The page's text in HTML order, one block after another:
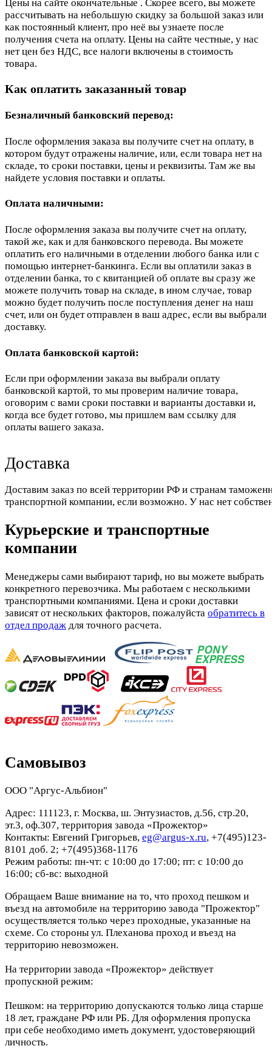
Цены на сайте окончательные . Скорее всего, вы можете
рассчитывать на небольшую скидку за большой заказ или
как постоянный клиент, про неё вы узнаете после
получения счета на оплату. Цены на сайте честные, у нас
нет цен без НДС, все налоги включены в стоимость
товара.
Как оплатить заказанный товар
Безналичный банковский перевод:
После оформления заказа вы получите счет на оплату, в
котором будут отражены наличие, или, если товара нет на
складе, то сроки поставки, цены и реквизиты. Там же вы
найдете условия поставки и оплаты.
Оплата наличными:
После оформления заказа вы получите счет на оплату,
такой же, как и для банковского перевода. Вы можете
оплатить его наличными в отделении любого банка или с
помощью интернет-банкинга. Если вы оплатили заказ в
отделении банка, то с квитанцией об оплате вы сразу же
можете получить товар на складе, в ином случае, товар
можно будет получить после поступления денег на наш
счет, или он будет отправлен в ваш адрес, если вы выбрали
доставку.
Оплата банковской картой:
Если при оформлении заказа вы выбрали оплату
банковской картой, то мы проверим наличие товара,
оговорим с вами сроки поставки и варианты доставки и,
когда все будет готово, мы пришлем вам ссылку для
оплаты вашего заказа.
Доставка
Доставим заказ по всей территории РФ и странам
транспортной компании, если возможно. У нас нет
Курьерские и транспортные
компании
Менеджеры сами выбирают тариф, но вы можете выбрать
конкретного перевозчика. Мы работаем с несколькими
транспортными компаниями. Цена и сроки доставки
зависят от нескольких факторов, пожалуйста обратитесь в
отдел продаж для точного расчета.
Самовывоз
ООО "Аргус-Альбион"
Адрес: 111123, г. Москва, ш. Энтузиастов, д.56, стр.20,
эт.3, оф.307, территория завода «Прожектор»
Контакты: Евгений Григорьев, eg@argus-x.ru, +7(495)123-
8101 доб. 2; +7(495)368-1176
Режим работы: пн-чт: с 10:00 до 17:00; пт: с 10:00 до
16:00; сб-вс: выходной
Обращаем Ваше внимание на то, что проход пешком и
въезд на автомобиле на территорию завода "Прожектор"
осуществляется только через проходные, указанные на
схеме. Со стороны ул. Плеханова проход и въезд на
территорию невозможен.
На территории завода «Прожектор» действует
пропускной режим:
Пешком: на территорию допускаются только лица старше
18 лет, граждане РФ или РБ. Для оформления пропуска
при себе необходимо иметь документ, удостоверяющий
личность.